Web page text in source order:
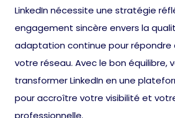
LinkedIn nécessite une stratégie
engagement sincère envers la
adaptation continue pour répondre
votre réseau. Avec le bon équilibre,
transformer LinkedIn en une
pour accroître votre visibilité et
professionnelle.